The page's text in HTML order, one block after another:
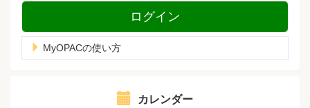
ログイン
MyOPACの使い方
カレンダー